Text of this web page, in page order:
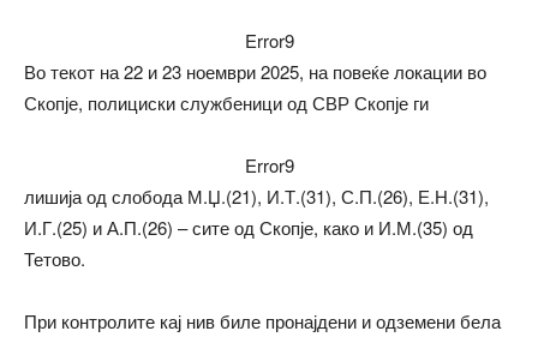
Error9
Во текот на 22 и 23 ноември 2025, на повеќе локации во
Скопје, полициски службеници од СВР Скопје ги
Error9
лишија од слобода М.Џ.(21), И.Т.(31), С.П.(26), Е.Н.(31),
И.Г.(25) и А.П.(26) – сите од Скопје, како и И.М.(35) од
Тетово.
При контролите кај нив биле пронајдени и одземени бела